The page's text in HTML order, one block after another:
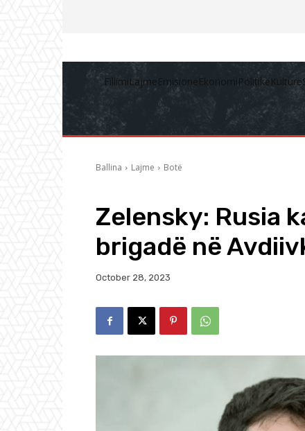
FillimiLajmeEmisioneEkonomiPolitikëKulturë
Ballina Lajme Botë
Zelensky: Rusia
brigadë në
October 28, 2023